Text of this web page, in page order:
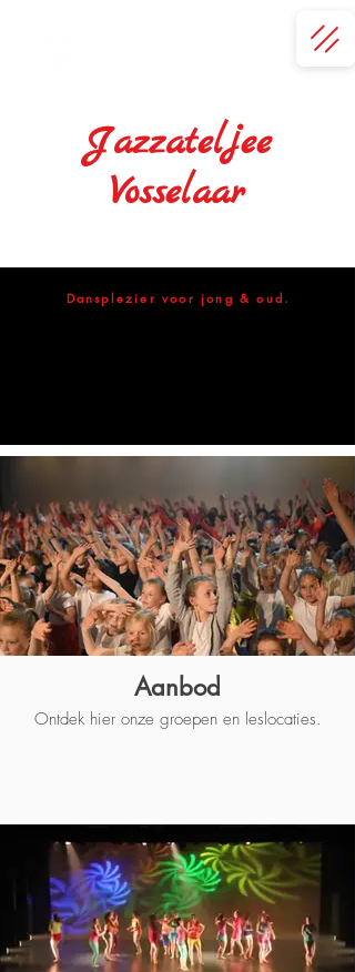
Jazzateljee
Vosselaar
Dansplezier voor jong & oud.
Aanbod
Ontdek hier onze groepen en leslocaties.